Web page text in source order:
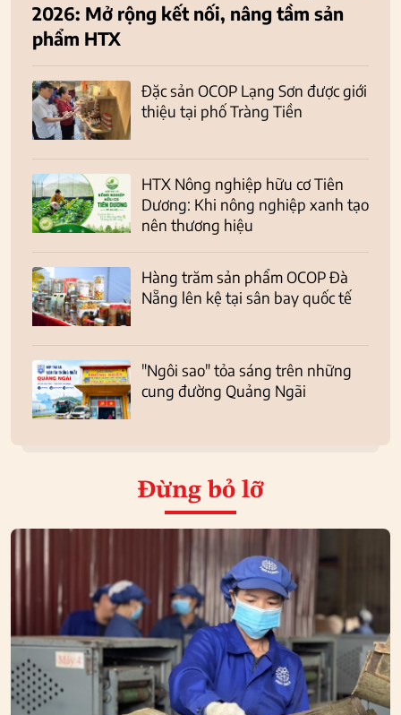
2026: Mở rộng kết nối, nâng tầm sản
phẩm HTX
Đặc sản OCOP Lạng Sơn được giới
thiệu tại phố Tràng Tiền
HTX Nông nghiệp hữu cơ Tiên
Dương: Khi nông nghiệp xanh tạo
nên thương hiệu
Hàng trăm sản phẩm OCOP Đà
Nẵng lên kệ tại sân bay quốc tế
"Ngôi sao" tỏa sáng trên những
cung đường Quảng Ngãi
Đừng bỏ lỡ